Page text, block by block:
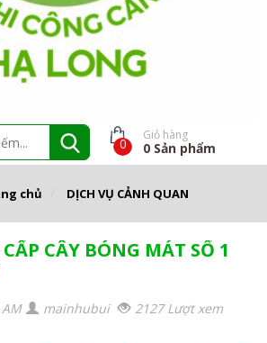
0
Giỏ hàng
0 Sản phẩm
chủ DỊCH VỤ CẢNH QUAN
CÂY BÓNG MÁT SỐ 1
mainhubui 2127 Lượt xem